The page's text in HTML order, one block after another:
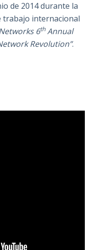
de 2014 durante la
trabajo internacional
6thAnnual
Revolution”.